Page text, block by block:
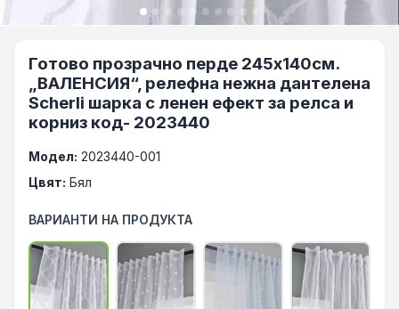
Готово прозрачно перде 245x140см.
„ВАЛЕНСИЯ“, релефна нежна дантелена
Scherli шарка с ленен ефект за релса и
корниз код- 2023440
Модел: 2023440-001
Цвят: Бял
ВАРИАНТИ НА ПРОДУКТА